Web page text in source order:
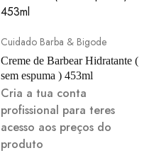
Cuidado Barba & Bigode
Creme de Barbear Hidratante (
sem espuma ) 453ml
Cria a tua conta
profissional para teres
acesso aos preços do
produto